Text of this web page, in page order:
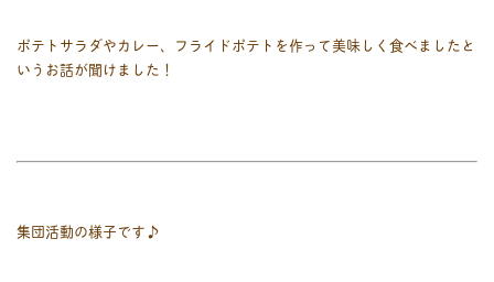
ポテトサラダやカレー、フライドポテトを作って美味しく食べましたと
いうお話が聞けました！
集団活動の様子です♪